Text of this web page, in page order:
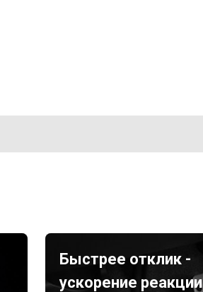
Быстрее отклик -
ускорение реакции